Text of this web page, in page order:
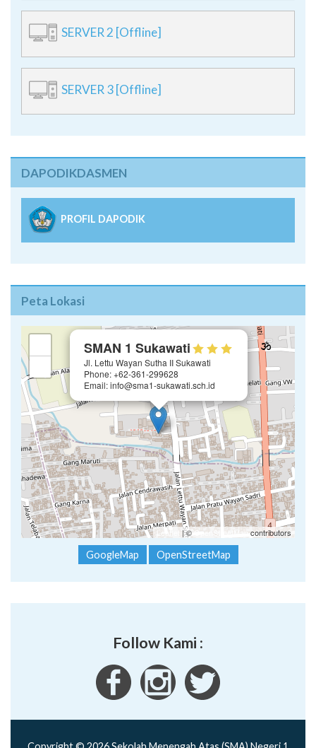
SERVER 2 [Offline]
SERVER 3 [Offline]
DAPODIKDASMEN
PROFIL DAPODIK
Peta Lokasi
SMAN 1 Sukawati
Jl. Lettu Wayan Sutha II Sukawati
Phone: +62-361-299628
Email: info@sma1-sukawati.sch.id
Leaflet | ©OpenStreetMap contributors
GoogleMap OpenStreetMap
Follow Kami :